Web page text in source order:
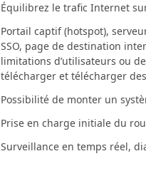
Équilibrez le trafic Internet
Portail captif (hotspot),
SSO, page de destination
limitations d’utilisateurs ou
télécharger et télécharger
Possibilité de monter un
Prise en charge initiale du
Surveillance en temps réel,